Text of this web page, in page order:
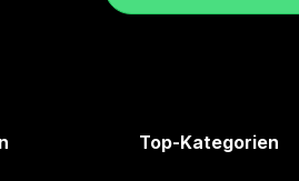
Top-Kategorien